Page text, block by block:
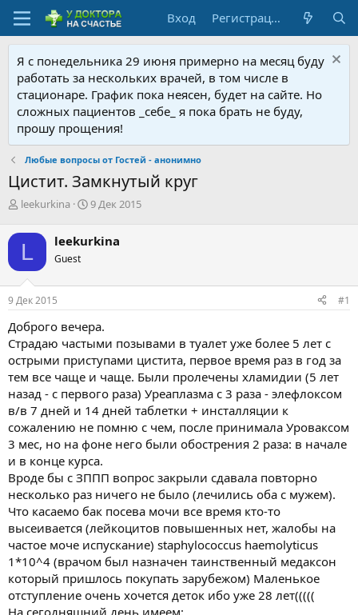
Вход Регистрация
Я с понедельника 29 июня примерно на месяц буду
работать за нескольких врачей, в том числе в
стационаре. График пока неясен, будет на сайте. Но
сложных пациентов _себе_ я пока брать не буду,
прошу прощения!
Любые вопросы от Гостей - анонимно
Цистит. Замкнутый круг
А
т
о
р
т
е
м
ы
leekurkina
Д
а
ч
а
9 Дек 2015
L leekurkina
Guest
9 Дек 2015 #1
Доброго вечера.
Страдаю частыми позывами в туалет уже более 5 лет с
острыми приступами цистита, первое время раз в год за
тем все чаще и чаще. Были пролечены хламидии (5 лет
назад - с первого раза) Уреаплазма с 3 раза - элефлоксом
в/в 7 дней и 14 дней таблетки + инсталляции к
сожалению не помню с чем, после принимала Уроваксом
3 мес, но на фоне него были обострения 2 раза: в начале
и в конце курса.
Вроде бы с ЗППП вопрос закрыли сдавала повторно
несколько раз ничего не было (лечились оба с мужем).
Что касаемо бак посева мочи все время кто-то
высеивается (лейкоцитов повышенных нет, жалобы на
частое моче испускание) staphylococcus haemolyticus
1*10^4 (врачом был назначен таинственный медаксон
который пришлось покупать зарубежом) Маленькое
отступление очень хочется деток ибо уже 28 лет(((((
На сегодняшний день имеем: